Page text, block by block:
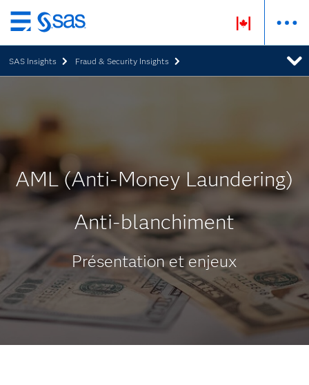
Passer
au
contenu
principal
SAS Insights Fraud & Security Insights
AML (Anti-Money Laundering)
Anti-blanchiment
Présentation et enjeux